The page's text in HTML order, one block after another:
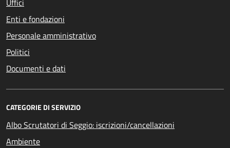
Enti e fondazioni
Personale amministrativo
Politici
Documenti e dati
CATEGORIE DI SERVIZIO
Albo Scrutatori di Seggio: iscrizioni/cancellazioni
Ambiente